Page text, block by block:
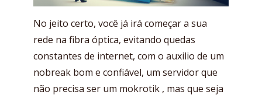
No jeito certo, você já irá começar a sua
rede na fibra óptica, evitando quedas
constantes de internet, com o auxilio de um
nobreak bom e confiável, um servidor que
não precisa ser um mokrotik , mas que seja